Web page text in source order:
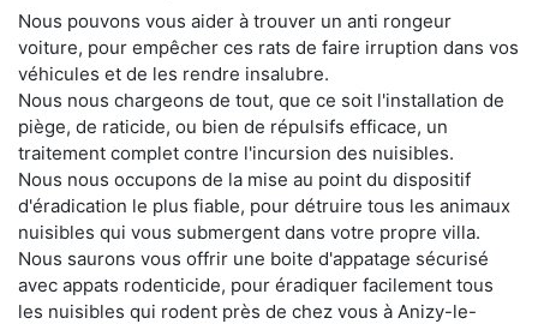
Nous pouvons vous aider à trouver un anti rongeur
voiture, pour empêcher ces rats de faire irruption dans vos
véhicules et de les rendre insalubre.
Nous nous chargeons de tout, que ce soit l'installation de
piège, de raticide, ou bien de répulsifs efficace, un
traitement complet contre l'incursion des nuisibles.
Nous nous occupons de la mise au point du dispositif
d'éradication le plus fiable, pour détruire tous les animaux
nuisibles qui vous submergent dans votre propre villa.
Nous saurons vous offrir une boite d'appatage sécurisé
avec appats rodenticide, pour éradiquer facilement tous
les nuisibles qui rodent près de chez vous à Anizy-le-